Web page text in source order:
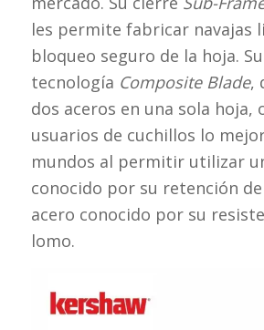
les permite fabricar navajas
bloqueo seguro de la hoja.
tecnología Composite Blade,
dos aceros en una sola hoja,
usuarios de cuchillos lo
mundos al permitir utilizar
conocido por su retención
acero conocido por su
lomo.